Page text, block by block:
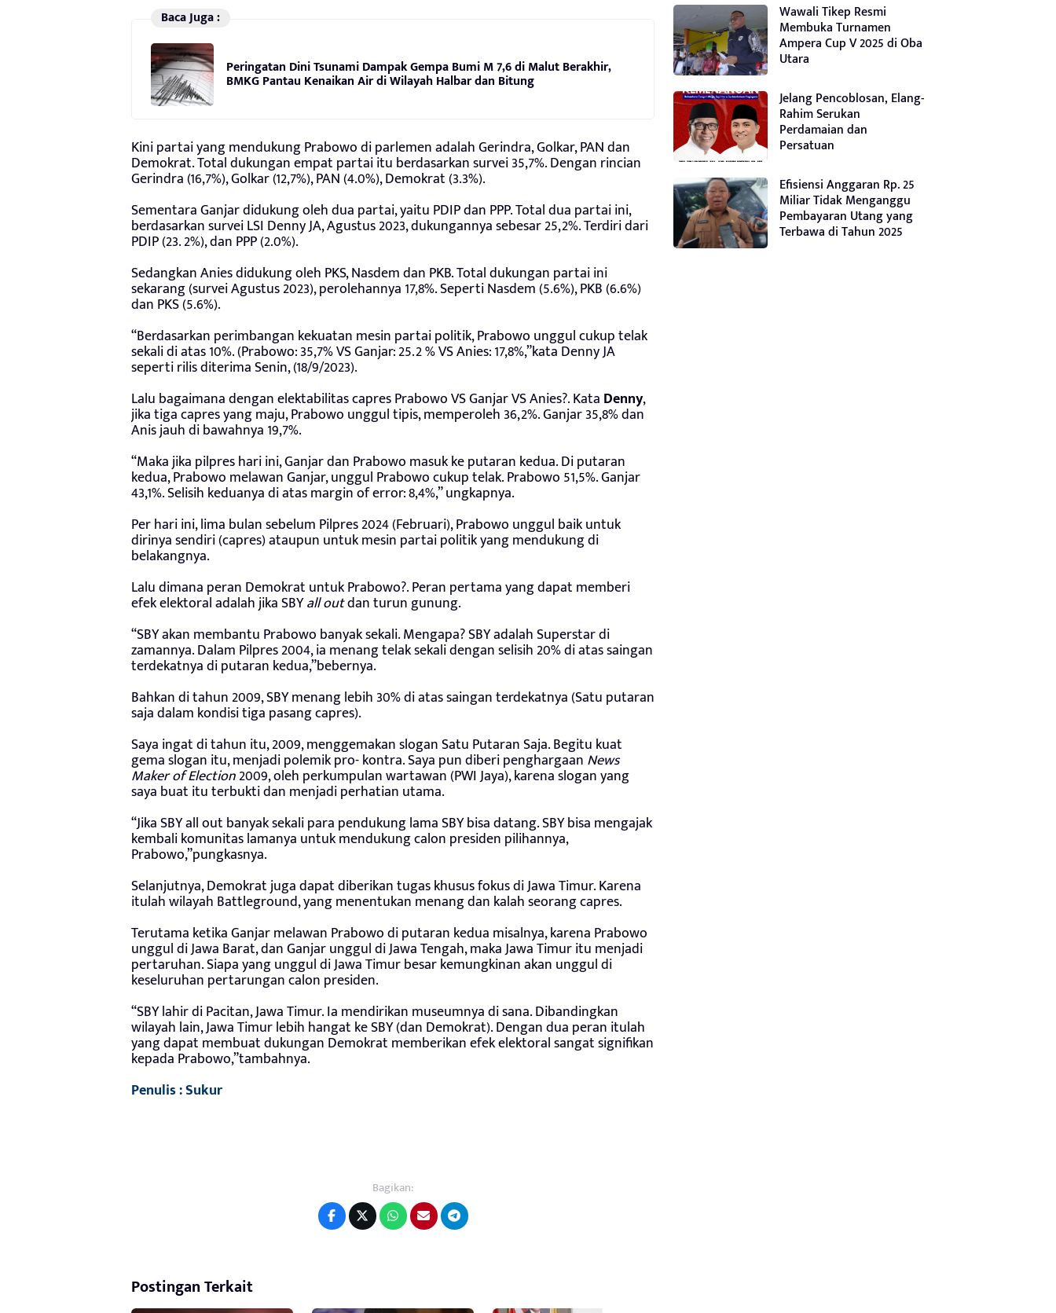
Baca Juga :
Peringatan Dini Tsunami Dampak Gempa Bumi M 7,6 di Malut Berakhir,
BMKG Pantau Kenaikan Air di Wilayah Halbar dan Bitung
Kini partai yang mendukung Prabowo di parlemen adalah Gerindra, Golkar, PAN dan
Demokrat. Total dukungan empat partai itu berdasarkan survei 35,7%. Dengan rincian
Gerindra (16,7%), Golkar (12,7%), PAN (4.0%), Demokrat (3.3%).
Sementara Ganjar didukung oleh dua partai, yaitu PDIP dan PPP. Total dua partai ini,
berdasarkan survei LSI Denny JA, Agustus 2023, dukungannya sebesar 25,2%. Terdiri dari
PDIP (23. 2%), dan PPP (2.0%).
Sedangkan Anies didukung oleh PKS, Nasdem dan PKB. Total dukungan partai ini
sekarang (survei Agustus 2023), perolehannya 17,8%. Seperti Nasdem (5.6%), PKB (6.6%)
dan PKS (5.6%).
“Berdasarkan perimbangan kekuatan mesin partai politik, Prabowo unggul cukup telak
sekali di atas 10%. (Prabowo: 35,7% VS Ganjar: 25.2 % VS Anies: 17,8%,”kata Denny JA
seperti rilis diterima Senin, (18/9/2023).
Lalu bagaimana dengan elektabilitas capres Prabowo VS Ganjar VS Anies?. Kata Denny,
jika tiga capres yang maju, Prabowo unggul tipis, memperoleh 36,2%. Ganjar 35,8% dan
Anis jauh di bawahnya 19,7%.
“Maka jika pilpres hari ini, Ganjar dan Prabowo masuk ke putaran kedua. Di putaran
kedua, Prabowo melawan Ganjar, unggul Prabowo cukup telak. Prabowo 51,5%. Ganjar
43,1%. Selisih keduanya di atas margin of error: 8,4%,” ungkapnya.
Per hari ini, lima bulan sebelum Pilpres 2024 (Februari), Prabowo unggul baik untuk
dirinya sendiri (capres) ataupun untuk mesin partai politik yang mendukung di
belakangnya.
Lalu dimana peran Demokrat untuk Prabowo?. Peran pertama yang dapat memberi
efek elektoral adalah jika SBYall outdan turun gunung.
“SBY akan membantu Prabowo banyak sekali. Mengapa? SBY adalah Superstar di
zamannya. Dalam Pilpres 2004, ia menang telak sekali dengan selisih 20% di atas saingan
terdekatnya di putaran kedua,”bebernya.
Bahkan di tahun 2009, SBY menang lebih 30% di atas saingan terdekatnya (Satu putaran
saja dalam kondisi tiga pasang capres).
Saya ingat di tahun itu, 2009, menggemakan slogan Satu Putaran Saja. Begitu kuat
gema slogan itu, menjadi polemik pro- kontra. Saya pun diberi penghargaan News
Maker of Election2009, oleh perkumpulan wartawan (PWI Jaya), karena slogan yang
saya buat itu terbukti dan menjadi perhatian utama.
“Jika SBY all out banyak sekali para pendukung lama SBY bisa datang. SBY bisa mengajak
kembali komunitas lamanya untuk mendukung calon presiden pilihannya,
Prabowo,”pungkasnya.
Selanjutnya, Demokrat juga dapat diberikan tugas khusus fokus di Jawa Timur. Karena
itulah wilayah Battleground, yang menentukan menang dan kalah seorang capres.
Terutama ketika Ganjar melawan Prabowo di putaran kedua misalnya, karena Prabowo
unggul di Jawa Barat, dan Ganjar unggul di Jawa Tengah, maka Jawa Timur itu menjadi
pertaruhan. Siapa yang unggul di Jawa Timur besar kemungkinan akan unggul di
keseluruhan pertarungan calon presiden.
“SBY lahir di Pacitan, Jawa Timur. Ia mendirikan museumnya di sana. Dibandingkan
wilayah lain, Jawa Timur lebih hangat ke SBY (dan Demokrat). Dengan dua peran itulah
yang dapat membuat dukungan Demokrat memberikan efek elektoral sangat signifikan
kepada Prabowo,”tambahnya.
Penulis : Sukur
Bagikan:
Postingan Terkait
Wawali Tikep Resmi
Membuka Turnamen
Ampera Cup V 2025 di Oba
Utara
Jelang Pencoblosan, Elang-
Rahim Serukan
Perdamaian dan
Persatuan
Efisiensi Anggaran Rp. 25
Miliar Tidak Menganggu
Pembayaran Utang yang
Terbawa di Tahun 2025